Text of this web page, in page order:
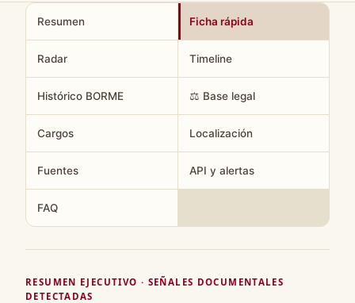
Resumen Ficha rápida
Radar Timeline
Histórico BORME ⚖️ Base legal
Cargos Localización
Fuentes API y alertas
FAQ
RESUMEN EJECUTIVO · SEÑALES DOCUMENTALES
DETECTADAS